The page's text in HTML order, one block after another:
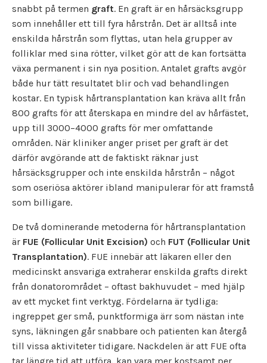
snabbt på termen graft. En graft är en hårsäcksgrupp
som innehåller ett till fyra hårstrån. Det är alltså inte
enskilda hårstrån som flyttas, utan hela grupper av
folliklar med sina rötter, vilket gör att de kan fortsätta
växa permanent i sin nya position. Antalet grafts avgör
både hur tätt resultatet blir och vad behandlingen
kostar. En typisk hårtransplantation kan kräva allt från
800 grafts för att återskapa en mindre del av hårfästet,
upp till 3000–4000 grafts för mer omfattande
områden. När kliniker anger priset per graft är det
därför avgörande att de faktiskt räknar just
hårsäcksgrupper och inte enskilda hårstrån – något
som oseriösa aktörer ibland manipulerar för att framstå
som billigare.
De två dominerande metoderna för hårtransplantation
är FUE (Follicular Unit Excision) och FUT (Follicular Unit
Transplantation). FUE innebär att läkaren eller den
medicinskt ansvariga extraherar enskilda grafts direkt
från donatorområdet – oftast bakhuvudet – med hjälp
av ett mycket fint verktyg. Fördelarna är tydliga:
ingreppet ger små, punktformiga ärr som nästan inte
syns, läkningen går snabbare och patienten kan återgå
till vissa aktiviteter tidigare. Nackdelen är att FUE ofta